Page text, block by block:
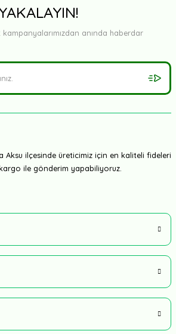
anında haberdar
Aksu ilçesinde üreticimiz için en kaliteli fideleri
ile gönderim yapabiliyoruz.